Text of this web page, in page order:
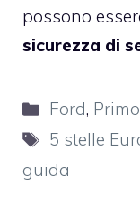
possono
sicurezza di
Categorie
Ford,
Tag
5 stelle
guida